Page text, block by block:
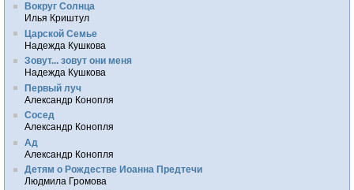
Вокруг Солнца
Илья Криштул
Царской Семье
Надежда Кушкова
Зовут... зовут они меня
Надежда Кушкова
Первый луч
Александр Конопля
Сосед
Александр Конопля
Ад
Александр Конопля
Детям о Рождестве Иоанна Предтечи
Людмила Громова